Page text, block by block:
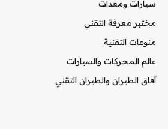
سيارات ومعدات
مختبر معرفة التقني
منوعات التقنية
عالم المحركات والسيارات
آفاق الطيران والطيران التقني